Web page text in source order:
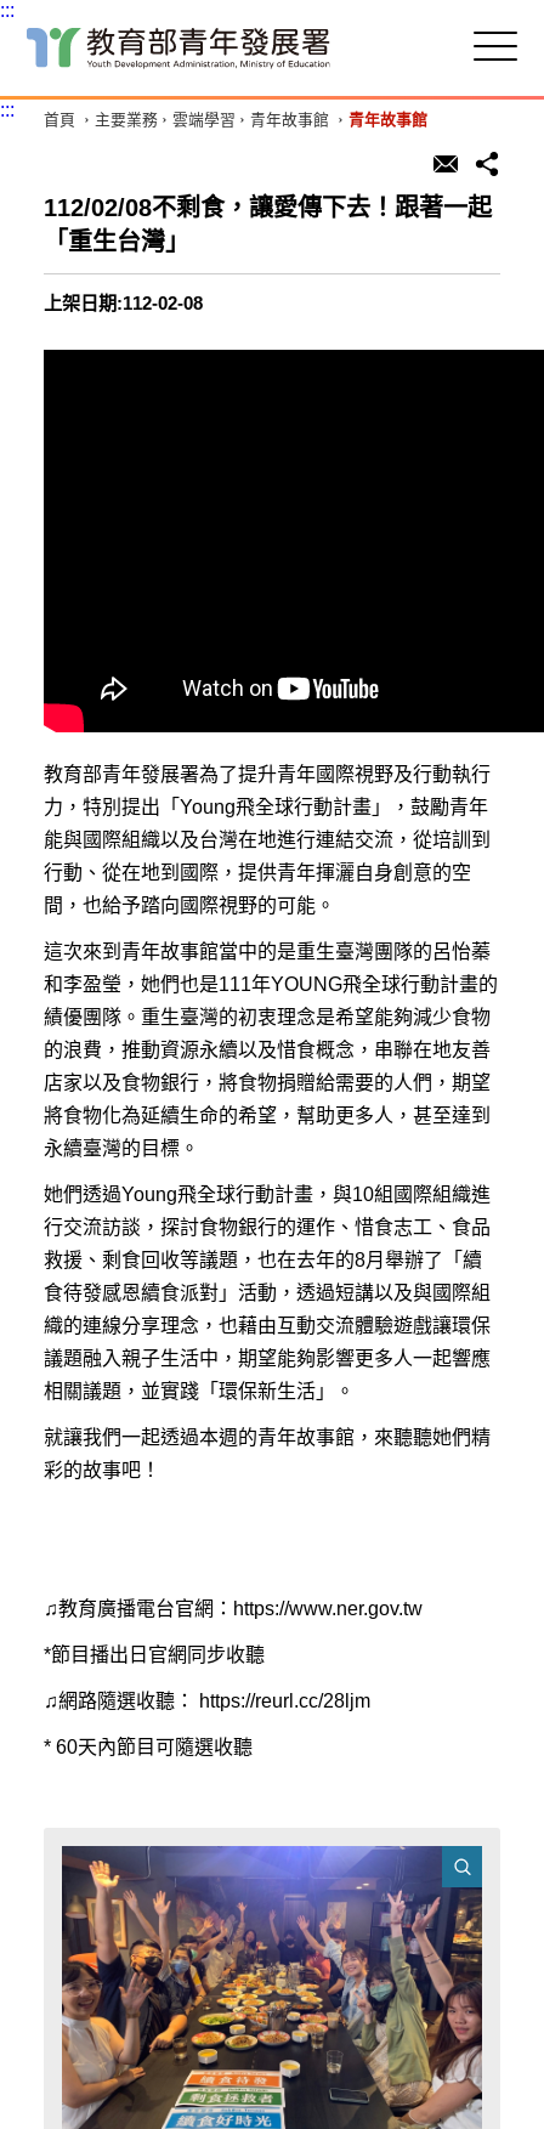
主
要
塊
:::
::: 首頁 主要業務 雲端學習 青年故事館 青年故事館
112/02/08不剩食，讓愛傳下去！跟著一起
「重生台灣」
上架日期:112-02-08
教育部青年發展署為了提升青年國際視野及行動執行
力，特別提出「Young飛全球行動計畫」，鼓勵青年
能與國際組織以及台灣在地進行連結交流，從培訓到
行動、從在地到國際，提供青年揮灑自身創意的空
間，也給予踏向國際視野的可能。
這次來到青年故事館當中的是重生臺灣團隊的呂怡蓁
和李盈瑩，她們也是111年YOUNG飛全球行動計畫的
績優團隊。重生臺灣的初衷理念是希望能夠減少食物
的浪費，推動資源永續以及惜食概念，串聯在地友善
店家以及食物銀行，將食物捐贈給需要的人們，期望
將食物化為延續生命的希望，幫助更多人，甚至達到
永續臺灣的目標。
她們透過Young飛全球行動計畫，與10組國際組織進
行交流訪談，探討食物銀行的運作、惜食志工、食品
救援、剩食回收等議題，也在去年的8月舉辦了「續
食待發感恩續食派對」活動，透過短講以及與國際組
織的連線分享理念，也藉由互動交流體驗遊戲讓環保
議題融入親子生活中，期望能夠影響更多人一起響應
相關議題，並實踐「環保新生活」。
就讓我們一起透過本週的青年故事館，來聽聽她們精
彩的故事吧！
♫教育廣播電台官網： https://www.ner.gov.tw
*節目播出日官網同步收聽
♫網路隨選收聽： https://reurl.cc/28ljm
* 60天內節目可隨選收聽